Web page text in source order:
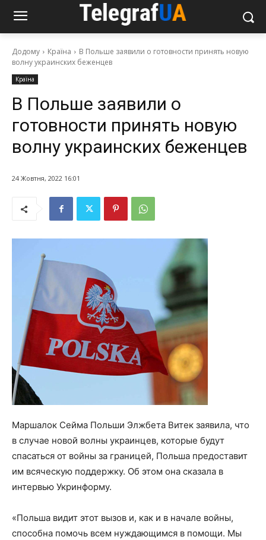
Додому Країна
В Польше заявили о готовности принять новую
волну украинских беженцев
Країна
В Польше заявили о
готовности принять новую
волну украинских беженцев
24 Жовтня, 2022 16:01
Маршалок Сейма Польши Элжбета Витек заявила, что
в случае новой волны украинцев, которые будут
спасаться от войны за границей, Польша предоставит
им всяческую поддержку. Об этом она сказала в
интервью Укринформу.
«Польша видит этот вызов и, как и в начале войны,
способна помочь всем нуждающимся в помощи. Мы